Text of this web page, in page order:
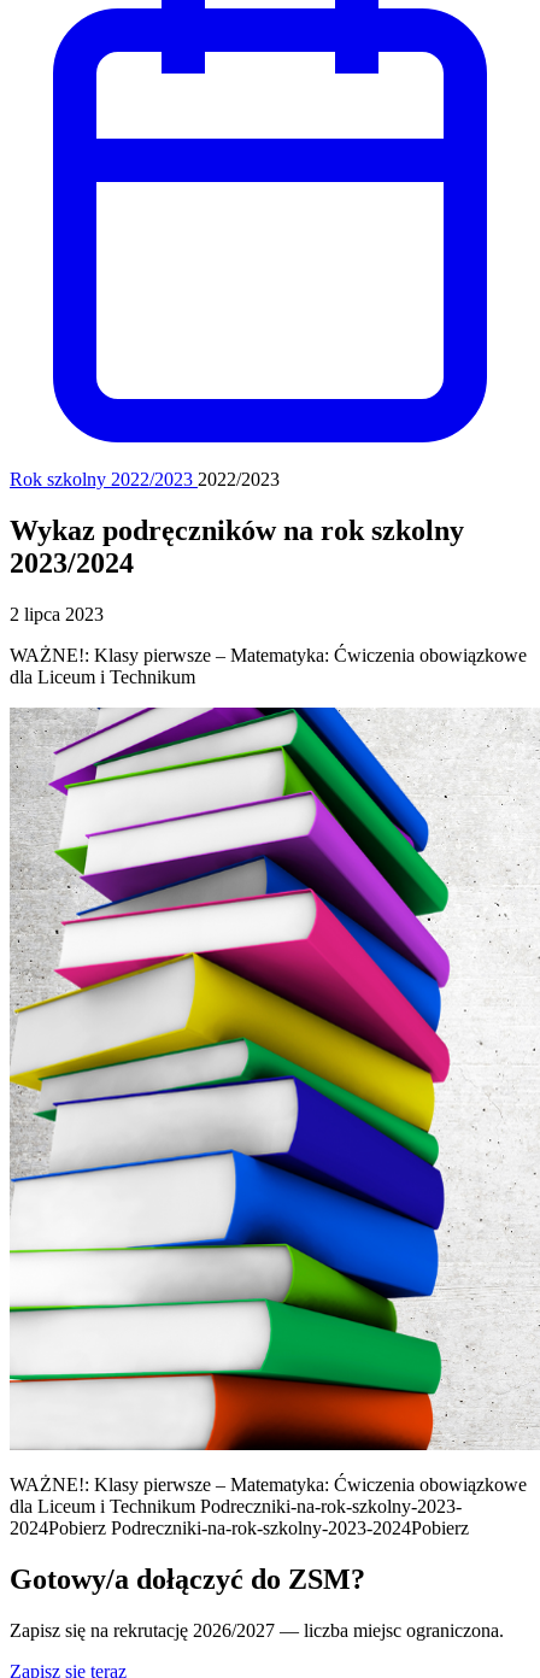
Rok szkolny 2022/2023 2022/2023
Wykaz podręczników na rok szkolny
2023/2024
2 lipca 2023
WAŻNE!: Klasy pierwsze – Matematyka: Ćwiczenia obowiązkowe
dla Liceum i Technikum
WAŻNE!: Klasy pierwsze – Matematyka: Ćwiczenia obowiązkowe
dla Liceum i Technikum Podreczniki-na-rok-szkolny-2023-
2024Pobierz Podreczniki-na-rok-szkolny-2023-2024Pobierz
Gotowy/a dołączyć do ZSM?
Zapisz się na rekrutację 2026/2027 — liczba miejsc ograniczona.
Zapisz się teraz